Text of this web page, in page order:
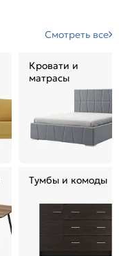
Смотреть все
Кровати и
матрасы
Тумбы и комоды